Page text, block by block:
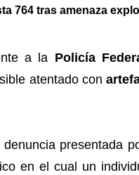
764 tras amenaza
a la Policía
atentado con
presentada
en el cual un